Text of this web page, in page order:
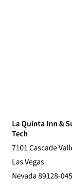
La Quinta Inn &
Tech
7101 Cascade
Las Vegas
Nevada 89128-